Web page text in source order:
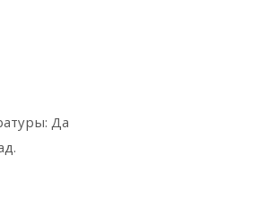
Да